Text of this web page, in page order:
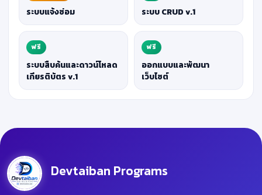
ระบบแจ้งซ่อม ระบบ CRUD v.1
ฟรี
ระบบสืบค้นและดาวน์โหลด
เกียรติบัตร v.1
ฟรี
ออกแบบและพัฒนา
เว็บไซต์
Devtaiban Programs